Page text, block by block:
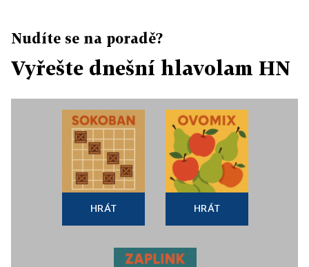
Nudíte se na poradě?
Vyřešte dnešní hlavolam HN
HRÁT HRÁT